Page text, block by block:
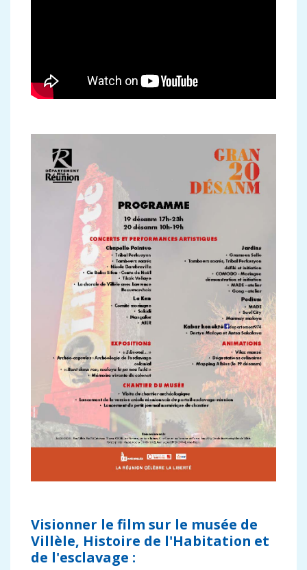
Visionner le film sur le musée de
Villèle, Histoire de l'Habitation et
de l'esclavage :